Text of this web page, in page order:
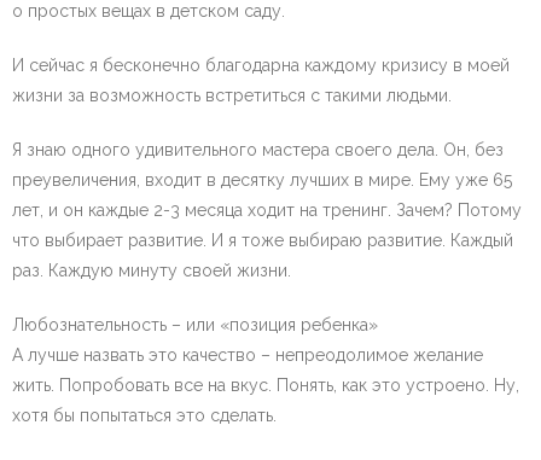
о простых вещах в детском саду.
И сейчас я бесконечно благодарна каждому кризису в моей
жизни за возможность встретиться с такими людьми.
Я знаю одного удивительного мастера своего дела. Он, без
преувеличения, входит в десятку лучших в мире. Ему уже 65
лет, и он каждые 2-3 месяца ходит на тренинг. Зачем? Потому
что выбирает развитие. И я тоже выбираю развитие. Каждый
раз. Каждую минуту своей жизни.
Любознательность – или «позиция ребенка»
А лучше назвать это качество – непреодолимое желание
жить. Попробовать все на вкус. Понять, как это устроено. Ну,
хотя бы попытаться это сделать.